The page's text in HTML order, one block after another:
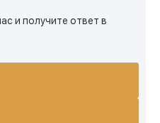
и получите ответ в